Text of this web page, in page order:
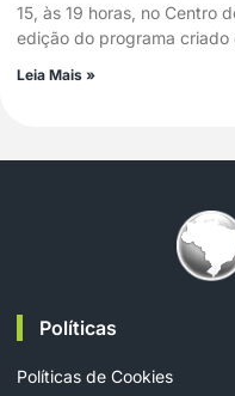
15, às 19 horas, no Centro
edição do programa
Leia Mais »
Políticas
Políticas de Cookies